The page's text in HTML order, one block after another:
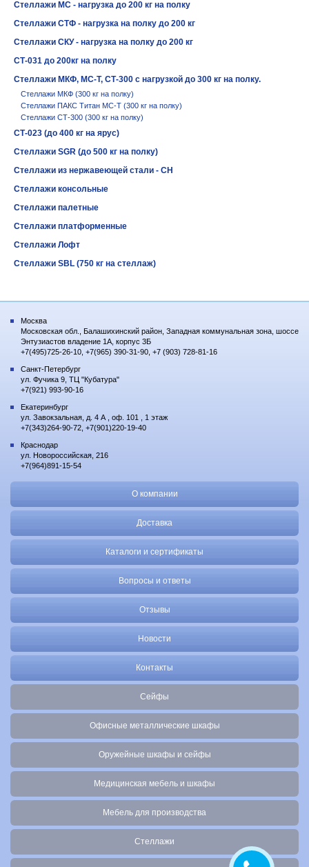
Стеллажи МС - нагрузка до 200 кг на полку
Стеллажи СТФ - нагрузка на полку до 200 кг
Стеллажи СКУ - нагрузка на полку до 200 кг
СТ-031 до 200кг на полку
Стеллажи МКФ, МС-Т, СТ-300 с нагрузкой до 300 кг на полку.
Стеллажи МКФ (300 кг на полку)
Стеллажи ПАКС Титан МС-Т (300 кг на полку)
Стеллажи СТ-300 (300 кг на полку)
СТ-023 (до 400 кг на ярус)
Стеллажи SGR (до 500 кг на полку)
Стеллажи из нержавеющей стали - СН
Стеллажи консольные
Стеллажи палетные
Стеллажи платформенные
Стеллажи Лофт
Стеллажи SBL (750 кг на стеллаж)
Москва
Московская обл., Балашихинский район, Западная коммунальная зона, шоссе
Энтузиастов владение 1А, корпус 3Б
+7(495)725-26-10, +7(965) 390-31-90, +7 (903) 728-81-16
Санкт-Петербург
ул. Фучика 9, ТЦ "Кубатура"
+7(921) 993-90-16
Екатеринбург
ул. Завокзальная, д. 4 А , оф. 101 , 1 этаж
+7(343)264-90-72, +7(901)220-19-40
Краснодар
ул. Новороссийская, 216
+7(964)891-15-54
О компании
Доставка
Каталоги и сертификаты
Вопросы и ответы
Отзывы
Новости
Контакты
Сейфы
Офисные металлические шкафы
Оружейные шкафы и сейфы
Медицинская мебель и шкафы
Мебель для производства
Стеллажи